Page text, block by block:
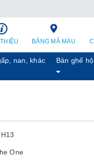
BẢNG MÃ MÀU
nan, khác Bàn ghế
One